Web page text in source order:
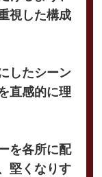
視した構成
したシーン
直感的に理
を各所に配
堅くなりす